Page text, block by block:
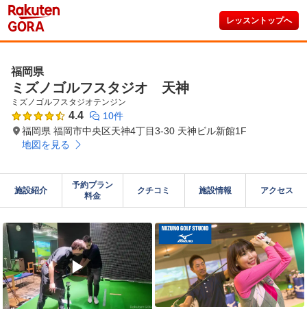
レッスントップへ
福岡県
ミズノゴルフスタジオ 天神
ミズノゴルフスタジオテンジン
4.4
10件
福岡県 福岡市中央区天神4丁目3-30 天神ビル新館1F
地図を見る
施設紹介
予約プラン
料金
クチコミ 施設情報 アクセス
▶